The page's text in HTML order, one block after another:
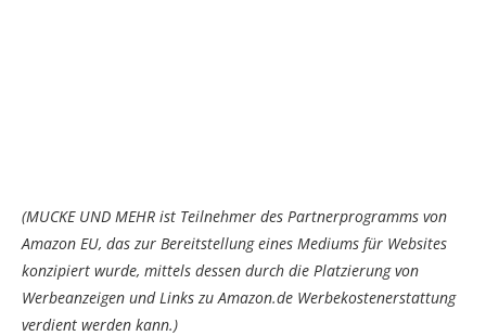
(MUCKE UND MEHR ist Teilnehmer des Partnerprogramms von
Amazon EU, das zur Bereitstellung eines Mediums für Websites
konzipiert wurde, mittels dessen durch die Platzierung von
Werbeanzeigen und Links zu Amazon.de Werbekostenerstattung
verdient werden kann.)